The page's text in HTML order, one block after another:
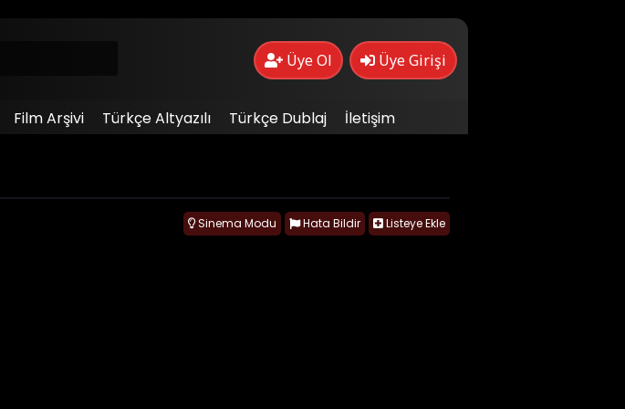
Üye Ol Üye Girişi
Film Arşivi Türkçe Altyazılı Türkçe Dublaj İletişim
Listeye Ekle
Hata Bildir
Sinema Modu